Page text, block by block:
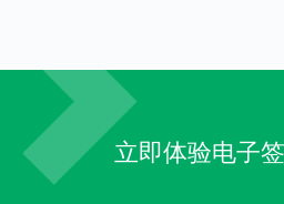
立即体验电子